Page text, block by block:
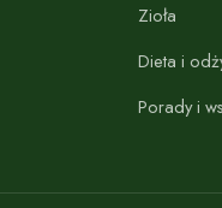
Zioła
Dieta i
Porady i